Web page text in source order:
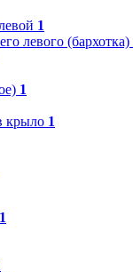
1
левого (бархотка)
1
крыло 1
1